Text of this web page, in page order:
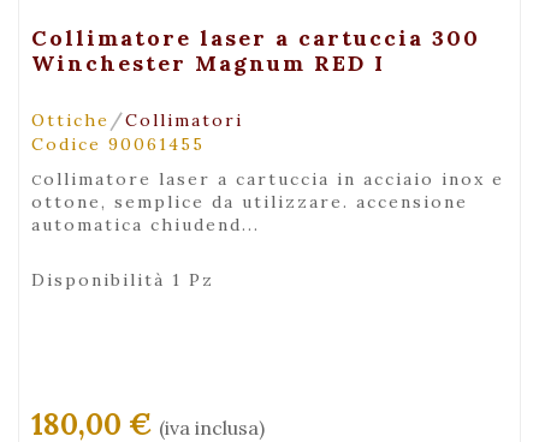
+ Visualizza
Collimatore laser a cartuccia 300
Winchester Magnum RED I
Ottiche /Collimatori
Codice 90061455
collimatore laser a cartuccia in acciaio inox e
ottone, semplice da utilizzare. accensione
automatica chiudend...
Disponibilità 1 Pz
180,00 € (iva inclusa)